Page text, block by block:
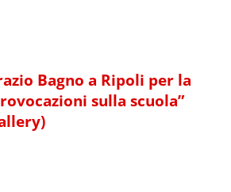
Bagno a Ripoli per la
sulla scuola”